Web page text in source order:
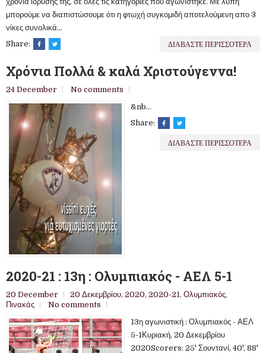
μπορούμε να διαπιστώσουμε ότι η φτωχή συγκομιδή αποτελούμενη απο 3
νίκες συνολικά...
Share:
ΔΙΑΒΑΣΤΕ ΠΕΡΙΣΣΟΤΕΡΑ
Χρόνια Πολλά & καλά Χριστούγεννα!
24 December
No comments
&nb...
Share:
ΔΙΑΒΑΣΤΕ ΠΕΡΙΣΣΟΤΕΡΑ
2020-21 : 13η : Ολυμπιακός - ΑΕΛ 5-1
20 December 20 Δεκεμβρίου, 2020, 2020-21, Ολυμπιακός,
Πινακάς
No comments
13η αγωνιστική : Ολυμπιακός - ΑΕΛ
5-1Κυριακή, 20 Δεκεμβρίου
2020Scorers: 25' Σουντανί, 40', 88'